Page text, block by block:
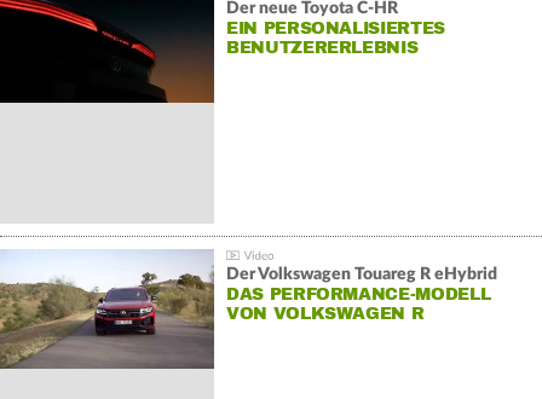
Der neue Toyota C-HR
EIN PERSONALISIERTES
BENUTZERERLEBNIS
Der Volkswagen Touareg R eHybrid
DAS PERFORMANCE-MODELL
VON VOLKSWAGEN R